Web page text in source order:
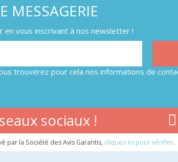
MESSAGERIE
en vous inscrivant à nos newsletter !
trouverez pour cela nos informations de
sociaux !
par la Société des Avis Garantis, cliquez ici pour vérifier.